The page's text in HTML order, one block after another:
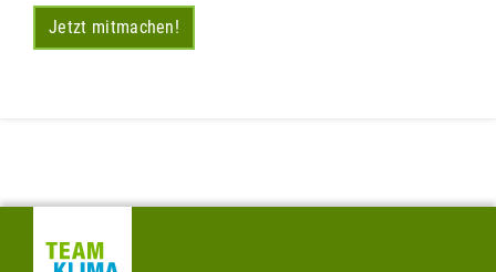
Jetzt mitmachen!